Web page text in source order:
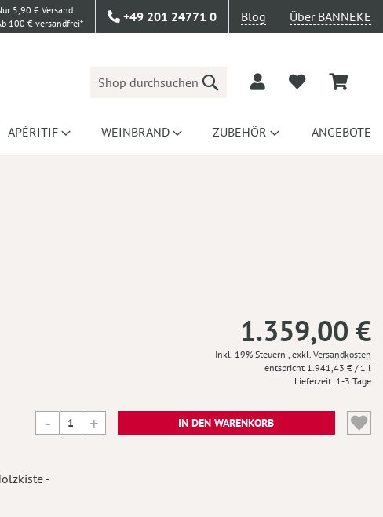
5,90 € Versand
100 € versandfrei*
+49 201 24771 0 Blog Über BANNEKE
Suche
APÉRITIF WEINBRAND ZUBEHÖR ANGEBOTE
1.359,00 €
Inkl. 19% Steuern , exkl. Versandkosten
1.941,43 € / 1 l
Lieferzeit 1-3 Tage
IN DEN WARENKORB
-